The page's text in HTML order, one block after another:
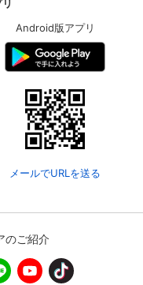
Android版アプリ
メールでURLを送る
のご紹介